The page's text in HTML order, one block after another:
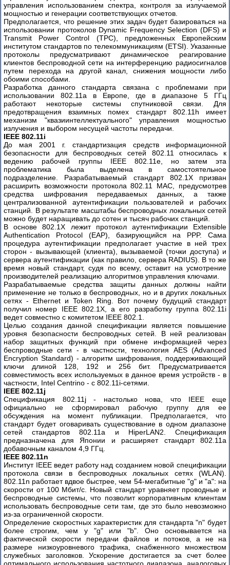
управления использованием спектра, контроля за излучаемой
мощностью и генерации соответствующих отчетов.
Предполагается, что решение этих задач будет базироваться на
использовании протоколов Dynamic Frequency Selection (DFS) и
Transmit Power Control (TPC), предложенных Европейским
институтом стандартов по телекоммуникациям (ETSI). Указанные
протоколы предусматривают динамическое реагирование
клиентов беспроводной сети на интерференцию радиосигналов
путем перехода на другой канал, снижения мощности либо
обоими способами.
Разработка данного стандарта связана с проблемами при
использовании 802.11а в Европе, где в диапазоне 5 ГГц
работают некоторые системы спутниковой связи. Для
предотвращения взаимных помех стандарт 802.11h имеет
механизм "квазиинтеллектуального" управления мощностью
излучения и выбором несущей частоты передачи.
IEEE 802.11i
До мая 2001 г. стандартизация средств информационной
безопасности для беспроводных сетей 802.11 относилась к
ведению рабочей группы IEEE 802.11e, но затем эта
проблематика была выделена в самостоятельное
подразделение. Разрабатываемый стандарт 802.1X призван
расширить возможности протокола 802.11 MAC, предусмотрев
средства шифрования передаваемых данных, а также
централизованной аутентификации пользователей и рабочих
станций. В результате масштабы беспроводных локальных сетей
можно будет наращивать до сотен и тысяч рабочих станций.
В основе 802.1X лежит протокол аутентификации Extensible
Authentication Protocol (EAP), базирующийся на PPP. Сама
процедура аутентификации предполагает участие в ней трех
сторон - вызывающей (клиента), вызываемой (точки доступа) и
сервера аутентификации (как правило, сервера RADIUS). В то же
время новый стандарт, судя по всему, оставит на усмотрение
производителей реализацию алгоритмов управления ключами.
Разрабатываемые средства защиты данных должны найти
применение не только в беспроводных, но и в других локальных
сетях - Ethernet и Token Ring. Вот почему будущий стандарт
получил номер IEEE 802.1X, а его разработку группа 802.11i
ведет совместно с комитетом IEEE 802.1.
Целью создания данной спецификации является повышение
уровня безопасности беспроводных сетей. В ней реализован
набор защитных функций при обмене информацией через
беспроводные сети - в частности, технология AES (Advanced
Encryption Standard) - алгоритм шифрования, поддерживающий
ключи длиной 128, 192 и 256 бит. Предусматривается
совместимость всех используемых в данное время устройств - в
частности, Intel Centrino - с 802.11i-сетями.
IEEE 802.11j
Спецификация 802.11j - настолько нова, что IEEE еще
официально не сформировал рабочую группу для ее
обсуждения на момент публикации. Предполагается, что
стандарт будет оговаривать существование в одном диапазоне
сетей стандартов 802.11a и HiperLAN2. Спецификация
предназначена для Японии и расширяет стандарт 802.11а
добавочным каналом 4,9 ГГц.
IEEE 802.11n
Институт IEEE ведет работу над созданием новой спецификации
протокола связи в беспроводных локальных сетях (WLAN).
802.11n работает вдвое быстрее, чем 54-мегабитные "g" и "a": на
скорости от 100 Мбит/c. Новый стандарт уравняет проводные и
беспроводные системы, что позволит корпоративным клиентам
использовать беспроводные сети там, где это было невозможно
из-за ограниченной скорости.
Определение скоростных характеристик для стандарта "n" будет
более строгим, чем у "g" или "b". Оно основывается на
фактической скорости передачи файлов и потоков, а не на
размере низкоуровневого трафика, снабженного множеством
служебных заголовков. Ускорение достигается за счет более